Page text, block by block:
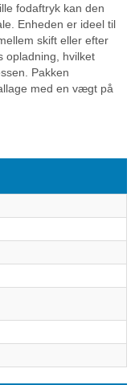
fodaftryk kan den
Enheden er ideel til
skift eller efter
opladning, hvilket
Pakken
med en vægt på